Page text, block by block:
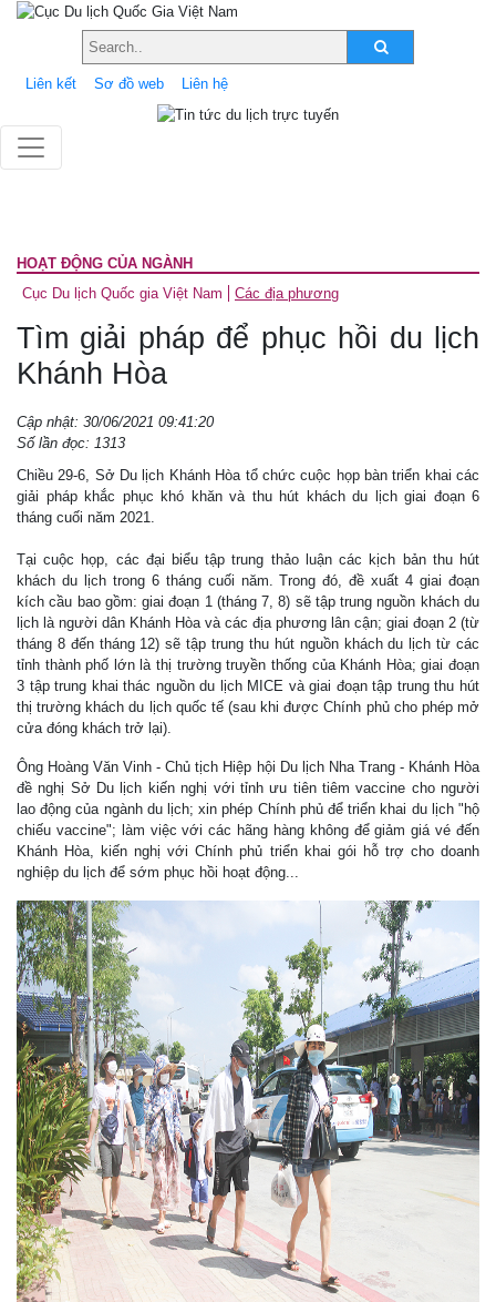
Liên kết Sơ đồ web Liên hệ
HOẠT ĐỘNG CỦA NGÀNH
Cục Du lịch Quốc gia Việt Nam
Các địa phương
Tìm giải pháp để phục hồi du lịch
Khánh Hòa
Cập nhật: 30/06/2021 09:41:20
Số lần đọc: 1313
Chiều 29-6, Sở Du lịch Khánh Hòa tổ chức cuộc họp bàn triển khai các
giải pháp khắc phục khó khăn và thu hút khách du lịch giai đoạn 6
tháng cuối năm 2021.
Tại cuộc họp, các đại biểu tập trung thảo luận các kịch bản thu hút
khách du lịch trong 6 tháng cuối năm. Trong đó, đề xuất 4 giai đoạn
kích cầu bao gồm: giai đoạn 1 (tháng 7, 8) sẽ tập trung nguồn khách du
lịch là người dân Khánh Hòa và các địa phương lân cận; giai đoạn 2 (từ
tháng 8 đến tháng 12) sẽ tập trung thu hút nguồn khách du lịch từ các
tỉnh thành phố lớn là thị trường truyền thống của Khánh Hòa; giai đoạn
3 tập trung khai thác nguồn du lịch MICE và giai đoạn tập trung thu hút
thị trường khách du lịch quốc tế (sau khi được Chính phủ cho phép mở
cửa đóng khách trở lại).
Ông Hoàng Văn Vinh - Chủ tịch Hiệp hội Du lịch Nha Trang - Khánh Hòa
đề nghị Sở Du lịch kiến nghị với tỉnh ưu tiên tiêm vaccine cho người
lao động của ngành du lịch; xin phép Chính phủ để triển khai du lịch "hộ
chiếu vaccine"; làm việc với các hãng hàng không để giảm giá vé đến
Khánh Hòa, kiến nghị với Chính phủ triển khai gói hỗ trợ cho doanh
nghiệp du lịch để sớm phục hồi hoạt động...